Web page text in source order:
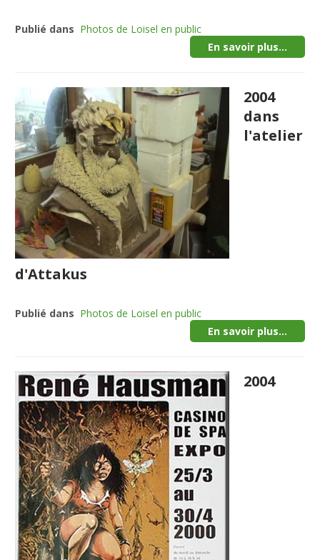
Publié dans Photos de Loisel en public
En savoir plus...
2004
dans
l'atelier
d'Attakus
Publié dans Photos de Loisel en public
En savoir plus...
2004